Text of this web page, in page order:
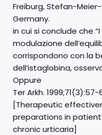
Freiburg, Stefan-Meier-
Germany.
in cui si conclude che
modulazione
corrispondono con la
dell’istaglobina,
Oppure
Ter Arkh. 1999;71(3):57-
[Therapeutic
preparations in
chronic urticaria]